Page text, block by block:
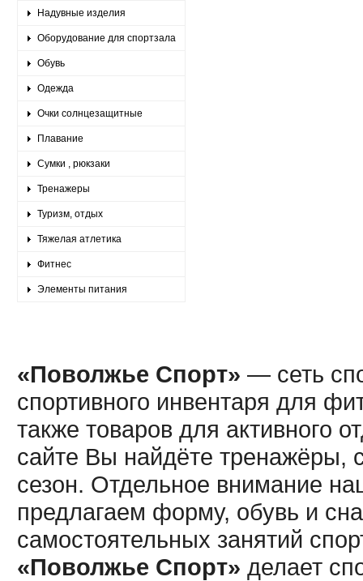
Надувные изделия
Оборудование для спортзала
Обувь
Одежда
Очки солнцезащитные
Плавание
Сумки , рюкзаки
Тренажеры
Туризм, отдых
Тяжелая атлетика
Фитнес
Элементы питания
«Поволжье Спорт» — сеть
спортивного инвентаря для
также товаров для активного
сайте Вы найдёте тренажёры,
сезон. Отдельное внимание
предлагаем форму, обувь и
самостоятельных занятий
«Поволжье Спорт» делает